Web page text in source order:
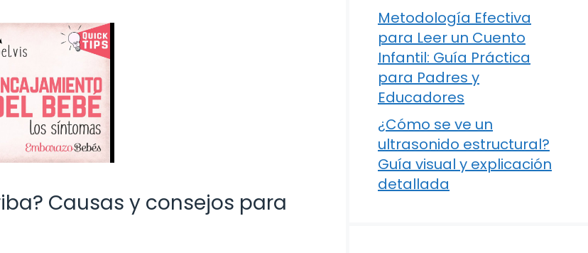
Causas y consejos para
Metodología Efectiva
para Leer un Cuento
Infantil: Guía Práctica
para Padres y
Educadores
¿Cómo se ve un
ultrasonido estructural?
Guía visual y explicación
detallada